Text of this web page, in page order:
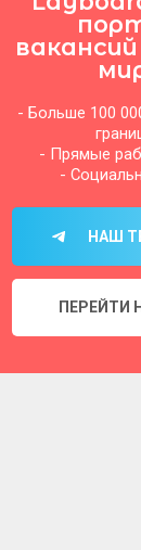
- Больше 100
- Прямые
-
НАШ
ПЕРЕЙТИ